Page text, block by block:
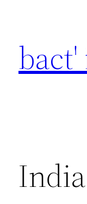
content
bact'